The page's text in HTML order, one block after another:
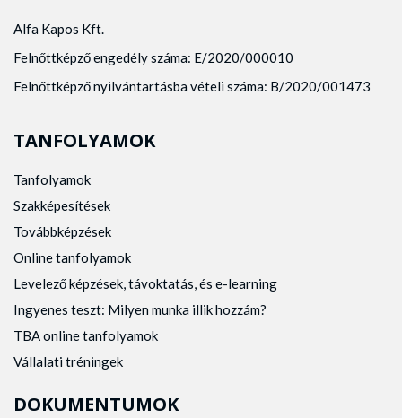
Alfa Kapos Kft.
Felnőttképző engedély száma: E/2020/000010
Felnőttképző nyilvántartásba vételi száma: B/2020/001473
TANFOLYAMOK
Tanfolyamok
Szakképesítések
Továbbképzések
Online tanfolyamok
Levelező képzések, távoktatás, és e-learning
Ingyenes teszt: Milyen munka illik hozzám?
TBA online tanfolyamok
Vállalati tréningek
DOKUMENTUMOK